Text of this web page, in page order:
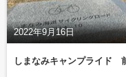
2022年9月16日
しまなみキャンプライド